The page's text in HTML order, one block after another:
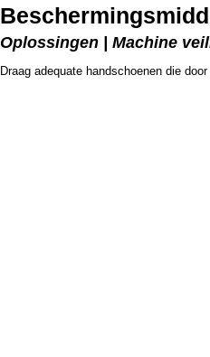
Oplossingen | Machine
Draag adequate handschoenen die